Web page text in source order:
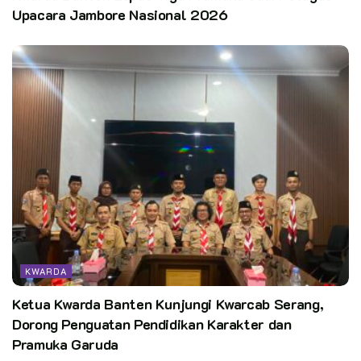
Upacara Jambore Nasional 2026
KWARDA
Ketua Kwarda Banten Kunjungi Kwarcab Serang,
Dorong Penguatan Pendidikan Karakter dan
Pramuka Garuda